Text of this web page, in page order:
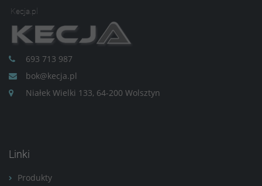
Kecja.pl
693 713 987
bok@kecja.pl
Niałek Wielki 133, 64-200 Wolsztyn
Linki
Produkty